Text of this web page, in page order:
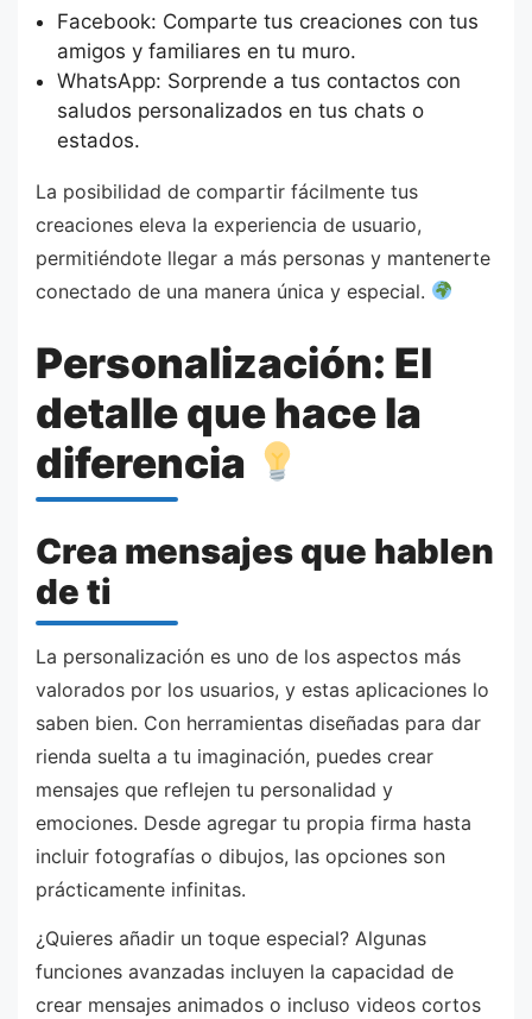
Facebook: Comparte tus creaciones con tus
amigos y familiares en tu muro.
WhatsApp: Sorprende a tus contactos con
saludos personalizados en tus chats o
estados.
La posibilidad de compartir fácilmente tus
creaciones eleva la experiencia de usuario,
permitiéndote llegar a más personas y mantenerte
conectado de una manera única y especial.
Personalización: El
detalle que hace la
diferencia
Crea mensajes que hablen
de ti
La personalización es uno de los aspectos más
valorados por los usuarios, y estas aplicaciones lo
saben bien. Con herramientas diseñadas para dar
rienda suelta a tu imaginación, puedes crear
mensajes que reflejen tu personalidad y
emociones. Desde agregar tu propia firma hasta
incluir fotografías o dibujos, las opciones son
prácticamente infinitas.
¿Quieres añadir un toque especial? Algunas
funciones avanzadas incluyen la capacidad de
crear mensajes animados o incluso videos cortos